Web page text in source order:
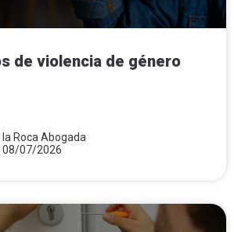
de violencia de género
Roca Abogada
08/07/2026